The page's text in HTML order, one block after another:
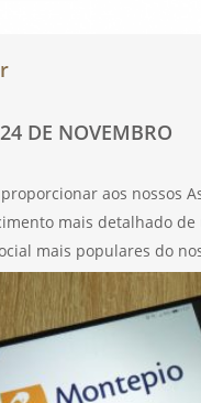
DE NOVEMBRO
aos nossos
mais detalhado de
mais populares do
Consultivos, através da
com